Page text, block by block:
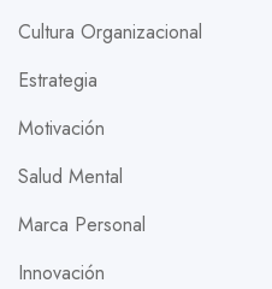
Cultura Organizacional
Estrategia
Motivación
Salud Mental
Marca Personal
Innovación